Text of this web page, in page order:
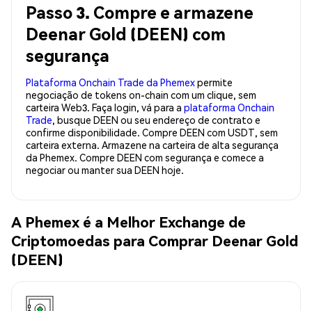
Passo 3. Compre e armazene
Deenar Gold (DEEN) com
segurança
Plataforma Onchain Trade da Phemexpermite
negociação de tokens on-chain com um clique, sem
carteira Web3. Faça login, vá para a plataforma Onchain
Trade, busque DEEN ou seu endereço de contrato e
confirme disponibilidade. Compre DEEN com USDT, sem
carteira externa. Armazene na carteira de alta segurança
da Phemex. Compre DEEN com segurança e comece a
negociar ou manter sua DEEN hoje.
A Phemex é a Melhor Exchange de
Criptomoedas para Comprar Deenar Gold
(DEEN)